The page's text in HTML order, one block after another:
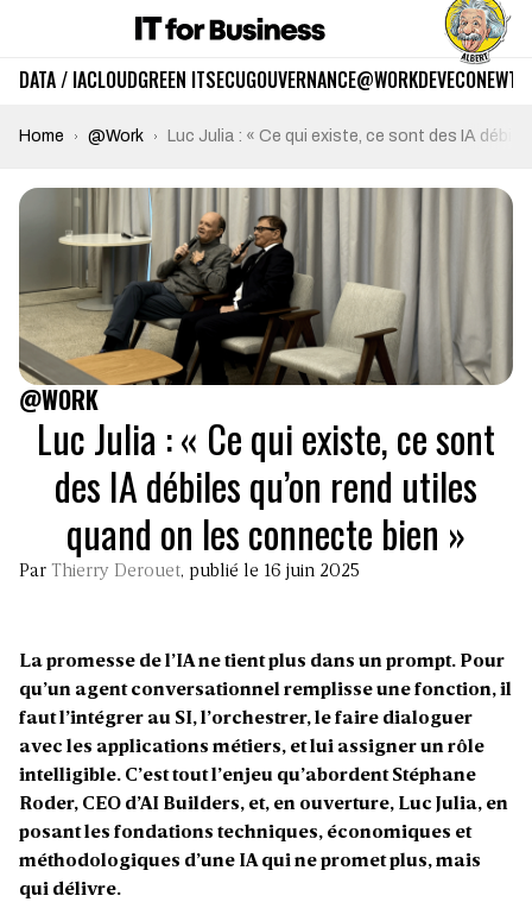
DATA / IACLOUDGREEN ITSECUGOUVERNANCE@WORKDEVECO
Home @Work Luc Julia : « Ce qui existe, ce sont des IA
@WORK
Luc Julia : « Ce qui existe, ce sont
des IA débiles qu’on rend utiles
quand on les connecte bien »
Par Thierry Derouet, publié le 16 juin 2025
La promesse de l’IA ne tient plus dans un prompt. Pour
qu’un agent conversationnel remplisse une fonction, il
faut l’intégrer au SI, l’orchestrer, le faire dialoguer
avec les applications métiers, et lui assigner un rôle
intelligible. C’est tout l’enjeu qu’abordent Stéphane
Roder, CEO d’AI Builders, et, en ouverture, Luc Julia, en
posant les fondations techniques, économiques et
méthodologiques d’une IA qui ne promet plus, mais
qui délivre.